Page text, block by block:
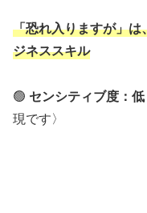
「恐れ入りますが」
ジネススキル
🟢 センシティブ度：低
現です〉